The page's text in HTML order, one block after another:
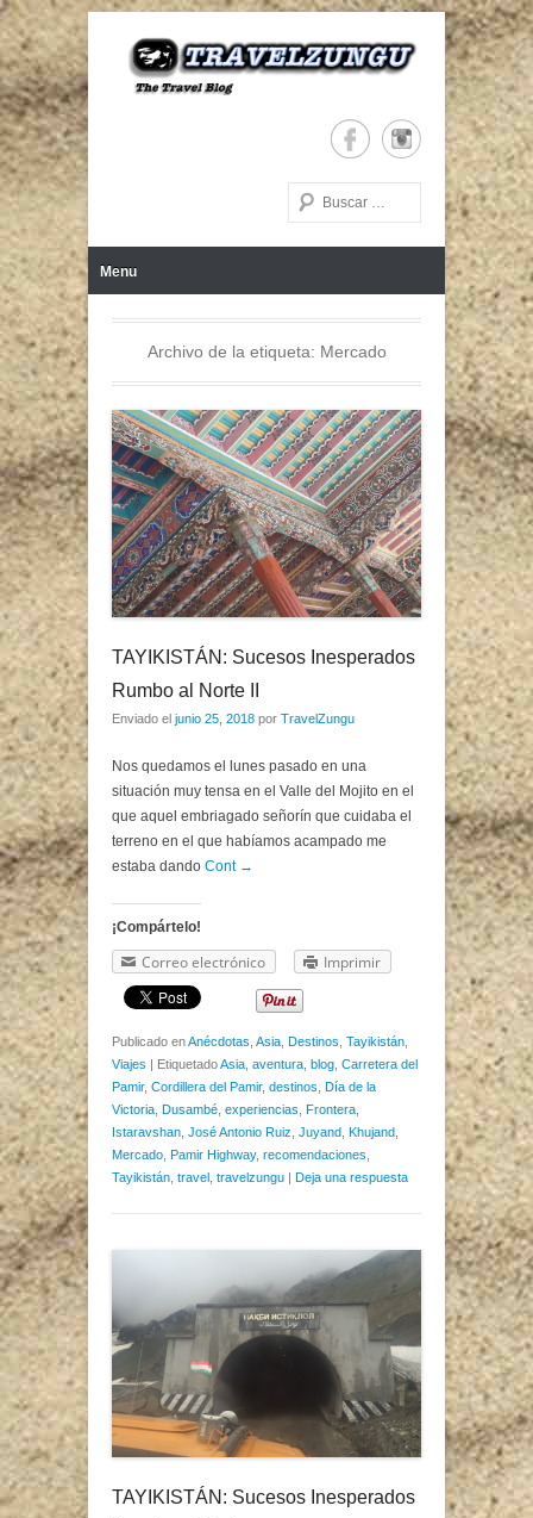
Buscar
Menu
Archivo de la etiqueta: Mercado
TAYIKISTÁN: Sucesos Inesperados
Rumbo al Norte II
Enviado el junio 25, 2018 por TravelZungu
Nos quedamos el lunes pasado en una
situación muy tensa en el Valle del Mojito en el
que aquel embriagado señorín que cuidaba el
terreno en el que habíamos acampado me
estaba dando Cont →
¡Compártelo!
Correo electrónico Imprimir
Publicado enAnécdotas Asia Destinos Tayikistán
Viajes | EtiquetadoAsia aventura blog Carretera del
Pamir, Cordillera del Pamir, destinos Día de la
Victoria Dusambé experiencias Frontera
Istaravshan José Antonio Ruiz Juyand Khujand
Mercado Pamir Highway, recomendaciones
Tayikistán travel travelzungu | Deja una respuesta
TAYIKISTÁN: Sucesos Inesperados